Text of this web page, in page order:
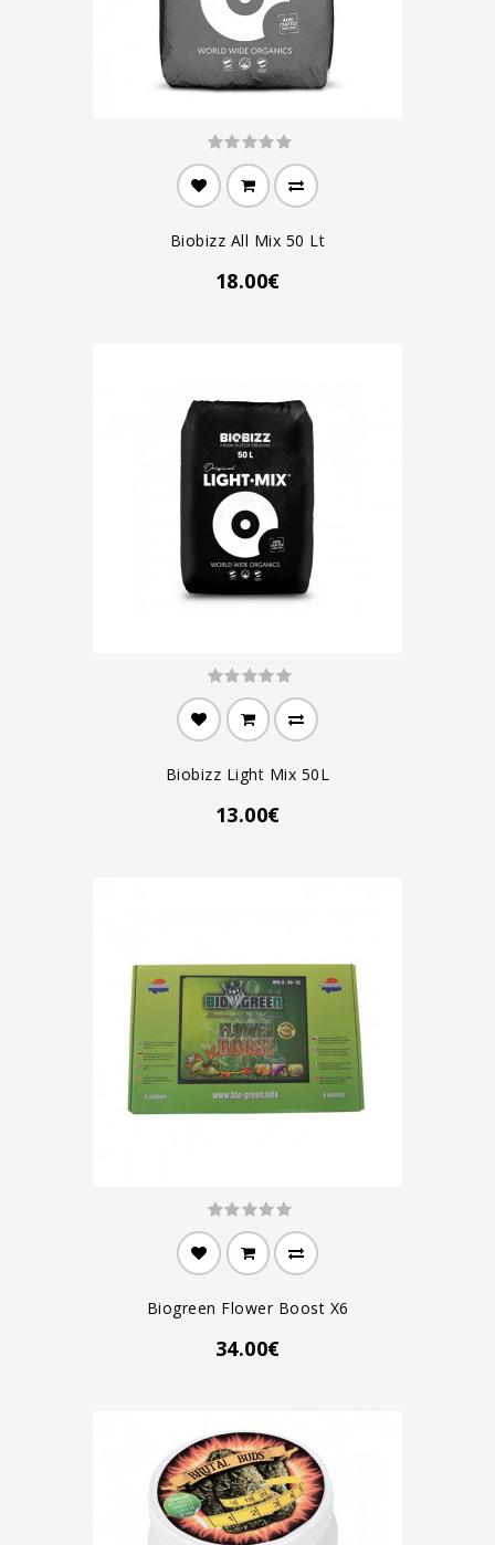
Biobizz All Mix 50 Lt
18.00€
Biobizz Light Mix 50L
13.00€
Biogreen Flower Boost X6
34.00€